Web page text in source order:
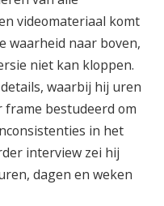
videomateriaal komt
waarheid naar boven,
niet kan kloppen.
waarbij hij uren
frame bestudeerd om
in het
interview zei hij
dagen en weken